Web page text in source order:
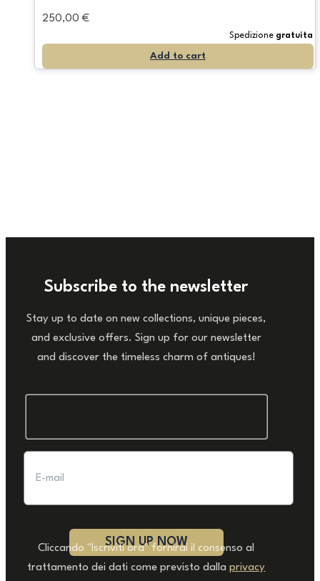
250,00 €
Spedizione gratuita
Add to cart
Subscribe to the newsletter
Stay up to date on new collections, unique pieces,
and exclusive offers. Sign up for our newsletter
and discover the timeless charm of antiques!
Cliccando "Iscriviti ora" fornirai il consenso al
trattamento dei dati come previsto dallaprivacy